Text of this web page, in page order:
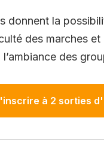
donnent la
des marches et
l’ambiance des
à 2 sorties